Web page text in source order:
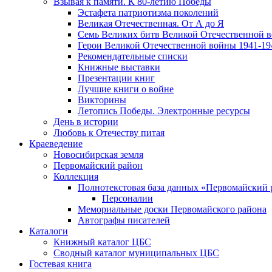
Эcтафета патриотизма поколений
Великая Отечественная. От А до Я
Семь Великих битв Великой Отечественной
Герои Великой Отечественной войны 1941-
Рекомендательные списки
Книжные выставки
Презентации книг
Лучшие книги о войне
Викторины
Летопись Победы. Электронные ресурсы
День в истории
Любовь к Отечеству питая
Краеведение
Новосибирская земля
Первомайский район
Коллекция
Полнотекстовая база данных «Первомайский
Персоналии
Мемориальные доски Первомайского района
Автографы писателей
Каталоги
Книжный каталог ЦБС
Сводный каталог муниципальных ЦБС
Гостевая книга